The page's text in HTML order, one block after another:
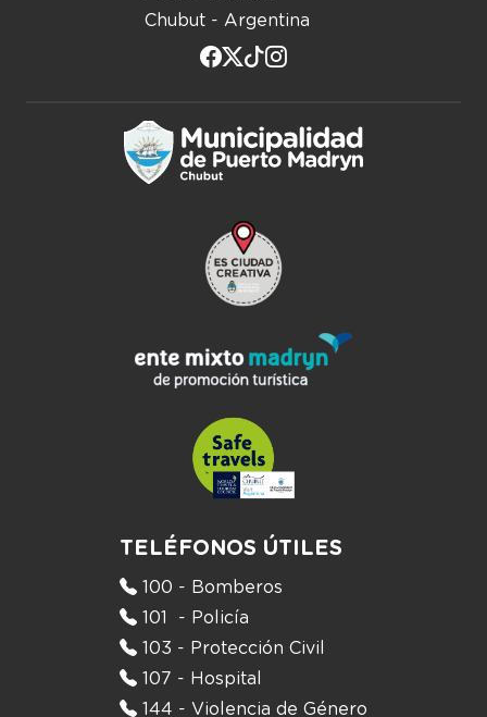
Chubut - Argentina
TELÉFONOS ÚTILES
100 - Bomberos
101 - Policía
103 - Protección Civil
107 - Hospital
144 - Violencia de Género